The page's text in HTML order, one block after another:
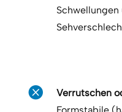

Verrutschen